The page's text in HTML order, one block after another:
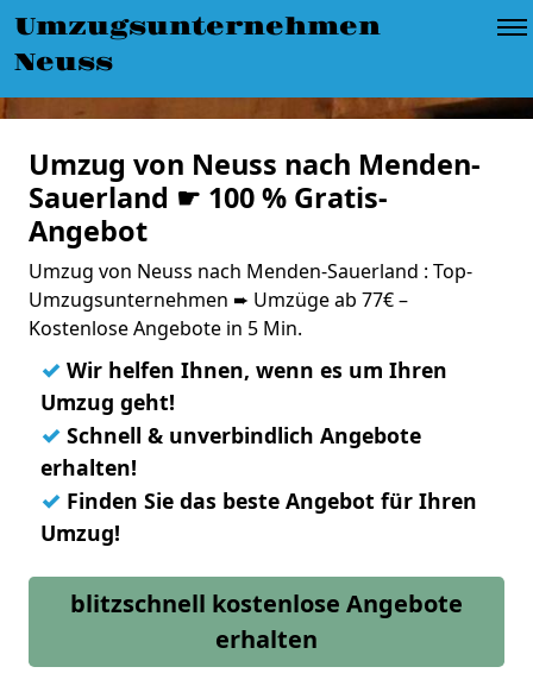
Umzugsunternehmen
Neuss
Umzug von Neuss nach Menden-
Sauerland ☛ 100 % Gratis-
Angebot
Umzug von Neuss nach Menden-Sauerland : Top-
Umzugsunternehmen ➨ Umzüge ab 77€ –
Kostenlose Angebote in 5 Min.
✓ Wir helfen Ihnen, wenn es um Ihren
Umzug geht!
✓ Schnell & unverbindlich Angebote
erhalten!
✓ Finden Sie das beste Angebot für Ihren
Umzug!
blitzschnell kostenlose Angebote
erhalten